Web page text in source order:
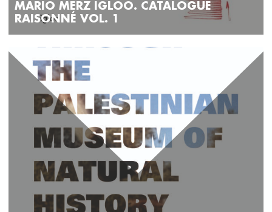
MARIO MERZ IGLOO. CATALOGUE
RAISONNÉ VOL. 1